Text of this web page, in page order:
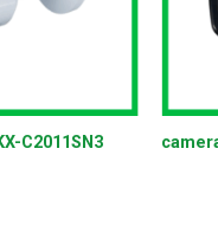
C2011SN3